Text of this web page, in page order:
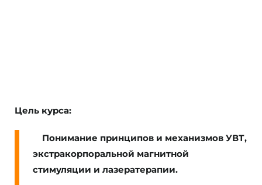
Цель курса:
Понимание принципов и механизмов УВТ,
экстракорпоральной магнитной
стимуляции и лазератерапии.